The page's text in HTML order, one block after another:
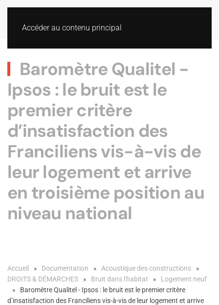
Accéder au contenu principal
Baromètre Qualitel -
Ipsos : le bruit est le
premier critère
d’insatisfaction des
Franciliens vis-à-vis de
leur logement et arrive
en troisième position au
niveau national
Accueil Documentation
Acoustique des constructions
DROITS & DÉMARCHES
Bruit dans l'habitat
Logement neuf
Baromètre Qualitel - Ipsos : le bruit est le premier critère
d’insatisfaction des Franciliens vis-à-vis de leur logement et arrive